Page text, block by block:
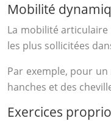
Mobilité
La mobilité
les plus sollicitées
Par exemple, pour
hanches et des
Exercices